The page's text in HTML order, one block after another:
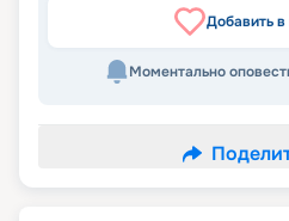
Добавить
Моментально